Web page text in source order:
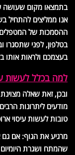
בתמצאו מקום שעושה
אנו ממליצים להתחיל
ההסמכות של
בטלפון, לפני
בעצמכם ולראות אותו
למה בכלל לעשות
ובכן, זאת שאלה
מודעים ליתרונות
טובות לעשות עיסוי
מרגיע את הגוף: אם גם
שהמתח ושגרת היומיום